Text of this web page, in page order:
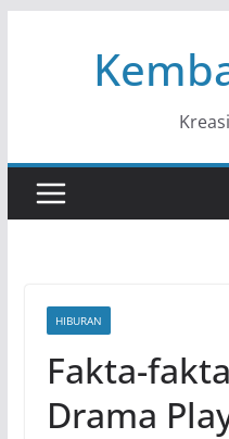
HIBURAN
Fakta-
Drama